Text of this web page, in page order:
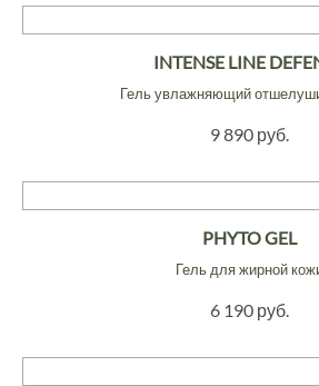
INTENSE LINE
Гель увлажняющий
9 890 руб.
PHYTO GEL
Гель для жирной
6 190 руб.